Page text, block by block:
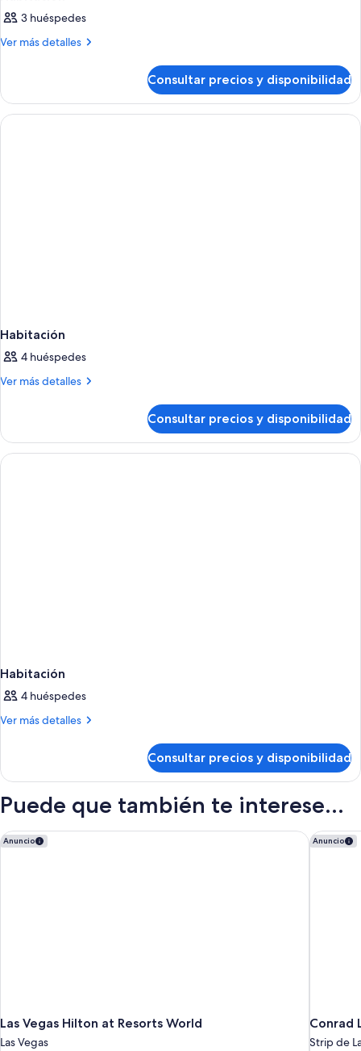
3 huéspedes
Ver más detalles
Más
Consultar precios y disponibilidad
Habitación
4 huéspedes
Ver más detalles
Más
Consultar precios y disponibilidad
Habitación
4 huéspedes
Ver más detalles
Más
Consultar precios y disponibilidad
Puede que también te interese...
Anuncio
Las Vegas Hilton at Resorts World
Las Vegas
Las Vegas Hilton at Resorts World Anuncio
Conrad
Strip de
Conrad